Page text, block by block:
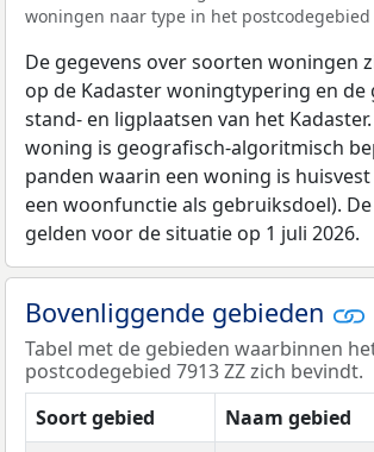
woningen naar type in het postcodegebied
De gegevens over soorten woningen
op de Kadaster woningtypering en de
stand- en ligplaatsen van het
woning is geografisch-algoritmisch
panden waarin een woning is
een woonfunctie als gebruiksdoel).
gelden voor de situatie op 1 juli 2026.
Bovenliggende gebieden
Tabel met de gebieden waarbinnen
postcodegebied 7913 ZZ zich bevindt.
Soort gebied
Naam gebied